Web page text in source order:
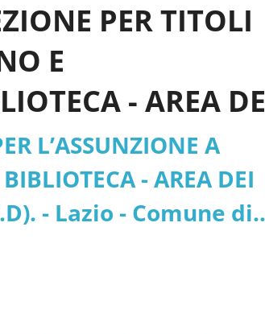
PER TITOLI
E
- AREA
(EX CAT.D). -
L’ASSUNZIONE A
- AREA DEI
- Lazio - Comune di